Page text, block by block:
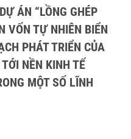
ÁN “LỒNG GHÉP
VỐN TỰ NHIÊN BIỂN
PHÁT TRIỂN CỦA
NỀN KINH TẾ
MỘT SỐ LĨNH